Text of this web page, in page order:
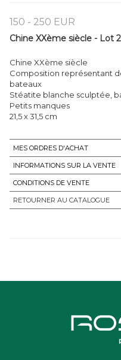
150 - 250 EUR
Chine XXème siècle - Lot
Chine XXème siècle
Composition représentant
bateaux
Stéatite blanche sculptée,
Petits manques
21,5 x 31,5 cm
MES ORDRES D'ACHAT
INFORMATIONS SUR LA VENTE
CONDITIONS DE VENTE
RETOURNER AU CATALOGUE